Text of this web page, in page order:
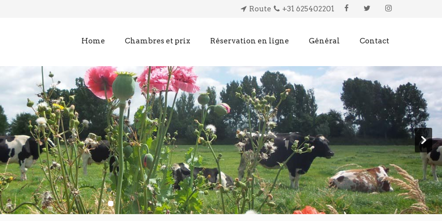
+31 625402201
Route
Home Chambres et prix Réservation en ligne Général Contact